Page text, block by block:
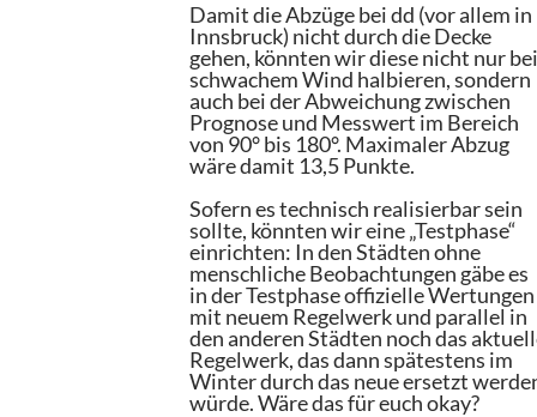
Damit die Abzüge bei dd (vor allem in
Innsbruck) nicht durch die Decke
gehen, könnten wir diese nicht nur
schwachem Wind halbieren, sondern
auch bei der Abweichung zwischen
Prognose und Messwert im Bereich
von 90° bis 180°. Maximaler Abzug
wäre damit 13,5 Punkte.
Sofern es technisch realisierbar sein
sollte, könnten wir eine „Testphase“
einrichten: In den Städten ohne
menschliche Beobachtungen gäbe es
in der Testphase offizielle Wertungen
mit neuem Regelwerk und parallel in
den anderen Städten noch das
Regelwerk, das dann spätestens im
Winter durch das neue ersetzt
würde. Wäre das für euch okay?